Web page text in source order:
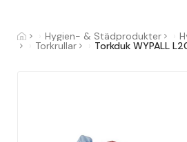
Hygien- & Städprodukter
Torkrullar Torkduk WYPALL